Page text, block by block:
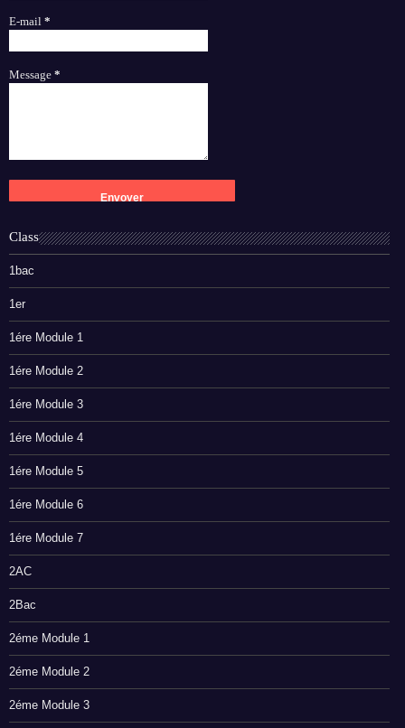
E-mail *
Message *
Class
1bac
1er
1ére Module 1
1ére Module 2
1ére Module 3
1ére Module 4
1ére Module 5
1ére Module 6
1ére Module 7
2AC
2Bac
2éme Module 1
2éme Module 2
2éme Module 3